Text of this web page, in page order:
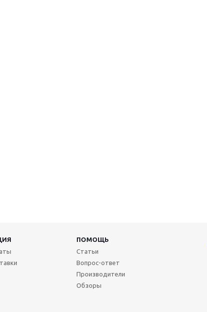
ПОМОЩЬ
Статьи
Вопрос-ответ
Производители
Обзоры